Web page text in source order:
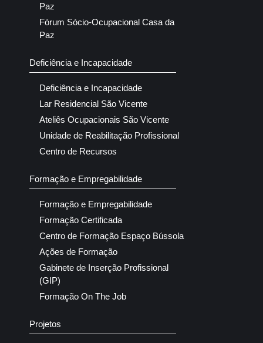
Paz
Fórum Sócio-Ocupacional Casa da
Paz
Deficiência e Incapacidade
Deficiência e Incapacidade
Lar Residencial São Vicente
Ateliês Ocupacionais São Vicente
Unidade de Reabilitação Profissional
Centro de Recursos
Formação e Empregabilidade
Formação e Empregabilidade
Formação Certificada
Centro de Formação Espaço Bússola
Ações de Formação
Gabinete de Inserção Profissional
(GIP)
Formação On The Job
Projetos